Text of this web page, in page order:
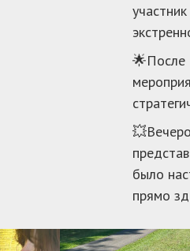
🌟После
было
прямо